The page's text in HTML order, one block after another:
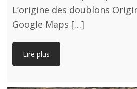
L’origine des doublons
Google Maps […]
Lire plus